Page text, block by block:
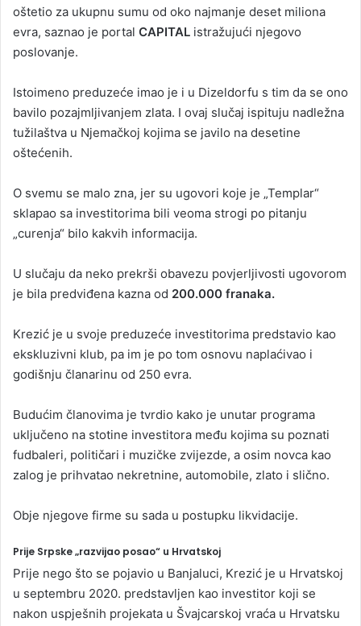
oštetio za ukupnu sumu od oko najmanje deset miliona
evra, saznao je portal CAPITAL istražujući njegovo
poslovanje.
Istoimeno preduzeće imao je i u Dizeldorfu s tim da se ono
bavilo pozajmljivanjem zlata. I ovaj slučaj ispituju nadležna
tužilaštva u Njemačkoj kojima se javilo na desetine
oštećenih.
O svemu se malo zna, jer su ugovori koje je „Templar“
sklapao sa investitorima bili veoma strogi po pitanju
„curenja“ bilo kakvih informacija.
U slučaju da neko prekrši obavezu povjerljivosti ugovorom
je bila predviđena kazna od 200.000 franaka.
Krezić je u svoje preduzeće investitorima predstavio kao
ekskluzivni klub, pa im je po tom osnovu naplaćivao i
godišnju članarinu od 250 evra.
Budućim članovima je tvrdio kako je unutar programa
uključeno na stotine investitora među kojima su poznati
fudbaleri, političari i muzičke zvijezde, a osim novca kao
zalog je prihvatao nekretnine, automobile, zlato i slično.
Obje njegove firme su sada u postupku likvidacije.
Prije Srpske „razvijao posao“ u Hrvatskoj
Prije nego što se pojavio u Banjaluci, Krezić je u Hrvatskoj
u septembru 2020. predstavljen kao investitor koji se
nakon uspješnih projekata u Švajcarskoj vraća u Hrvatsku